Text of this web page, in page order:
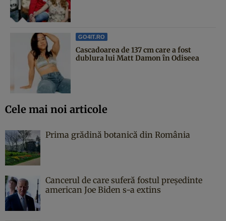
GO4IT.RO
Cascadoarea de 137 cm care a fost
dublura lui Matt Damon în Odiseea
Cele mai noi articole
Prima grădină botanică din România
Cancerul de care suferă fostul președinte
american Joe Biden s-a extins